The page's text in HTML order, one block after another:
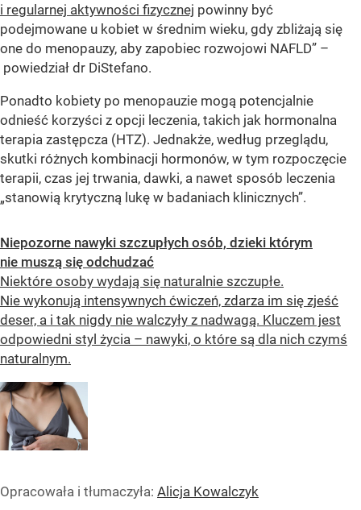
i regularnej aktywności fizycznej powinny być
podejmowane u kobiet w średnim wieku, gdy zbliżają się
one do menopauzy, aby zapobiec rozwojowi NAFLD” –
powiedział dr DiStefano.
Ponadto kobiety po menopauzie mogą potencjalnie
odnieść korzyści z opcji leczenia, takich jak hormonalna
terapia zastępcza (HTZ). Jednakże, według przeglądu,
skutki różnych kombinacji hormonów, w tym rozpoczęcie
terapii, czas jej trwania, dawki, a nawet sposób leczenia
„stanowią krytyczną lukę w badaniach klinicznych”.
Niepozorne nawyki szczupłych osób, dzieki którym
nie muszą się odchudzać
Niektóre osoby wydają się naturalnie szczupłe.
Nie wykonują intensywnych ćwiczeń, zdarza im się zjeść
deser, a i tak nigdy nie walczyły z nadwagą. Kluczem jest
odpowiedni styl życia – nawyki, o które są dla nich czymś
naturalnym.
Opracowała i tłumaczyła: Alicja Kowalczyk